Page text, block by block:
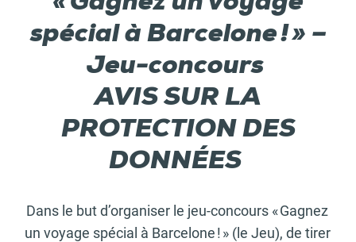
spécial à Barcelone ! » –
Jeu-concours
AVIS SUR LA
PROTECTION DES
DONNÉES
Dans le but d’organiser le jeu-concours « Gagnez
un voyage spécial à Barcelone ! » (le Jeu), de tirer